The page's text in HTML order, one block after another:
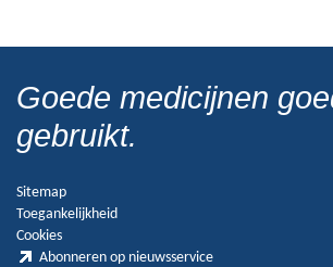
Goede medicijnen
gebruikt.
Sitemap
Toegankelijkheid
Cookies
Abonneren op nieuwsservice